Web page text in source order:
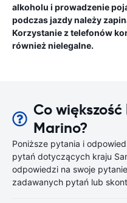
alkoholu i prowadzenie
podczas jazdy należy
Korzystanie z telefonów
również nielegalne.
Co
Marino?
Poniższe pytania i
pytań dotyczących kraju
odpowiedzi na swoje
zadawanych pytań lub